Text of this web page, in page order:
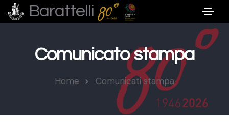
Barattelli
Comunicato stampa
Home Comunicati stampa